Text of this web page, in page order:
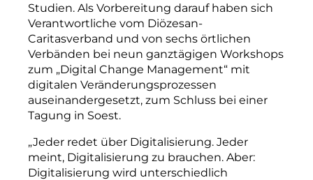
Studien. Als Vorbereitung darauf haben sich
Verantwortliche vom Diözesan-
Caritasverband und von sechs örtlichen
Verbänden bei neun ganztägigen Workshops
zum „Digital Change Management“ mit
digitalen Veränderungsprozessen
auseinandergesetzt, zum Schluss bei einer
Tagung in Soest.
„Jeder redet über Digitalisierung. Jeder
meint, Digitalisierung zu brauchen. Aber:
Digitalisierung wird unterschiedlich